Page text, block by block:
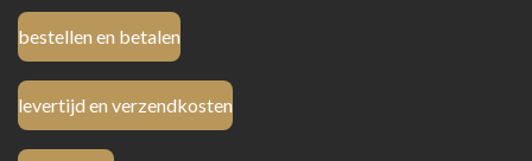
bestellen en betalen
levertijd en verzendkosten